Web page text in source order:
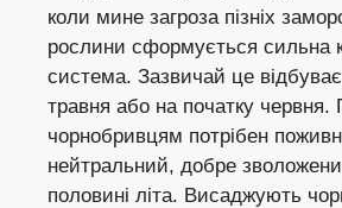
коли мине загроза пізніх
рослини сформується сильна
система. Зазвичай це
травня або на початку червня.
чорнобривцям потрібен
нейтральний, добре
половині літа. Висаджують